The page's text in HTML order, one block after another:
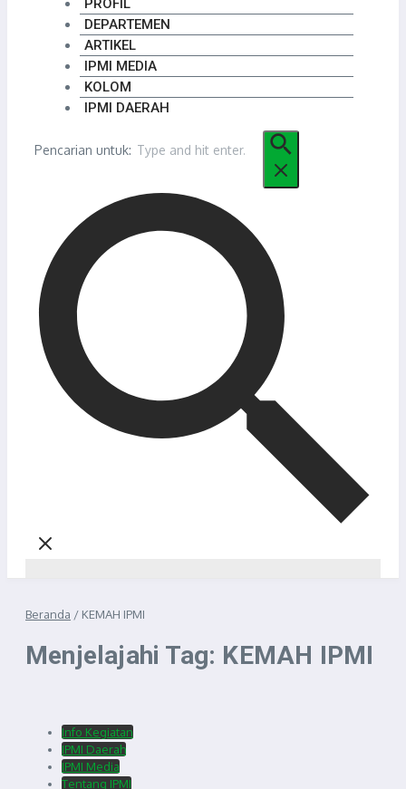
PROFIL
DEPARTEMEN
ARTIKEL
IPMI MEDIA
KOLOM
IPMI DAERAH
Pencarian untuk:
Beranda / KEMAH IPMI
Menjelajahi Tag: KEMAH IPMI
Info Kegiatan
IPMI Daerah
IPMI Media
Tentang IPMI